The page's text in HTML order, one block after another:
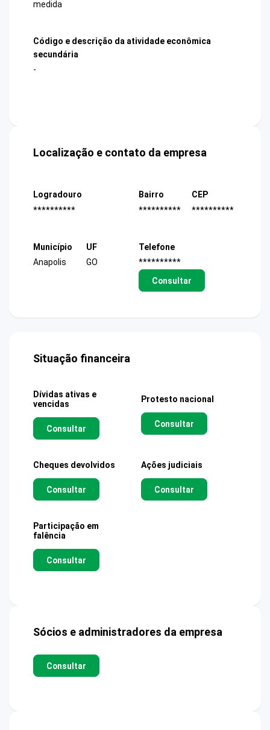
medida
Código e descrição da atividade econômica
secundária
-
Localização e contato da empresa
Logradouro
**********
Bairro
**********
CEP
**********
Município
Anapolis
UF
GO
Telefone
**********
Consultar
Situação financeira
Dívidas ativas e
vencidas
Consultar
Protesto nacional
Consultar
Cheques devolvidos
Consultar
Ações judiciais
Consultar
Participação em
falência
Consultar
Sócios e administradores da empresa
Consultar